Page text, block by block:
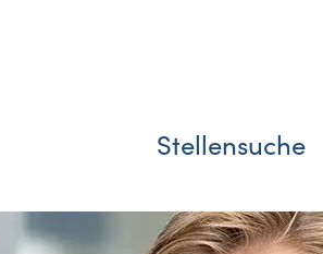
Stellensuche